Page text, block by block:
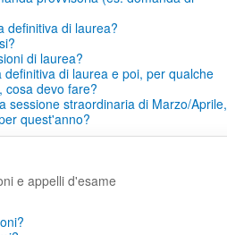
definitiva di laurea?
di laurea?
di laurea e poi, per qualche
cosa devo fare?
sessione straordinaria di Marzo/Aprile,
quest'anno?
e appelli d'esame